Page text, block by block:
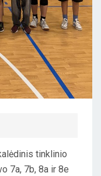
tinklinio
7a, 7b, 8a ir 8e